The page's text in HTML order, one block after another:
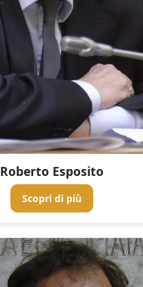
Roberto Esposito
Scopri di più